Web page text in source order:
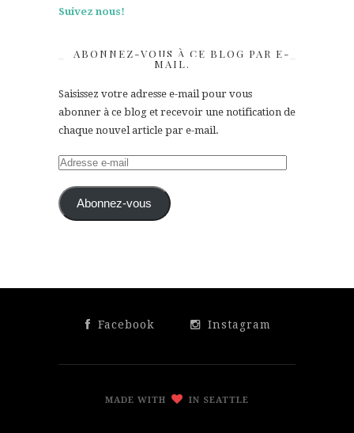
Suivez nous!
ABONNEZ-VOUS À CE BLOG PAR E-
MAIL.
Saisissez votre adresse e-mail pour vous
abonner à ce blog et recevoir une notification de
chaque nouvel article par e-mail.
Adresse
mail Abonnez-vous
Facebook Instagram
MADE WITH IN SEATTLE